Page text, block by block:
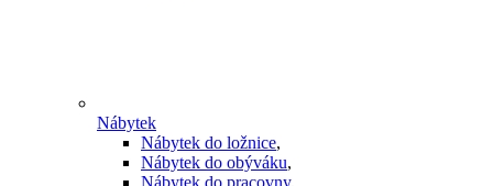
Nábytek
Nábytek do ložnice,
Nábytek do obýváku,